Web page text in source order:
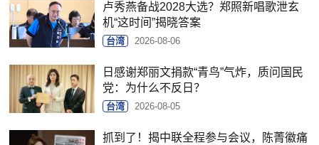
卢秀燕备战2028大选？郑照新唱歌泄玄
机“这时间”揭晓答案
台湾 2026-08-06
日感谢郑丽文捐款“青鸟”气炸，质问国民
党：为什么不反日？
台湾 2026-08-05
抓到了！揭中联全程参与会议，陈菁徽痛